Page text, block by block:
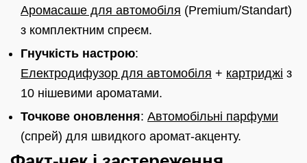
Аромасаше для автомобіля (Premium/Standart)
з комплектним спреєм.
Гнучкість настрою:
Електродифузор для автомобіля + картриджі з
10 нішевими ароматами.
Точкове оновлення: Автомобільні парфуми
(спрей) для швидкого аромат-акценту.